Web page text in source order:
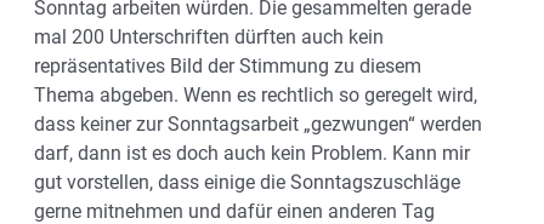
Sonntag arbeiten würden. Die gesammelten gerade
mal 200 Unterschriften dürften auch kein
repräsentatives Bild der Stimmung zu diesem
Thema abgeben. Wenn es rechtlich so geregelt wird,
dass keiner zur Sonntagsarbeit „gezwungen“ werden
darf, dann ist es doch auch kein Problem. Kann mir
gut vorstellen, dass einige die Sonntagszuschläge
gerne mitnehmen und dafür einen anderen Tag